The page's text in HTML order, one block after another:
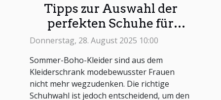
Tipps zur Auswahl der
perfekten Schuhe für
Sommer-Boho-Kleider
Donnerstag, 28. August 2025 10:00
Sommer-Boho-Kleider sind aus dem
Kleiderschrank modebewusster Frauen
nicht mehr wegzudenken. Die richtige
Schuhwahl ist jedoch entscheidend, um den